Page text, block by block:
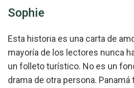
Sophie
Esta historia es una carta de
mayoría de los lectores nunca
un folleto turístico. No es un
drama de otra persona. Panamá